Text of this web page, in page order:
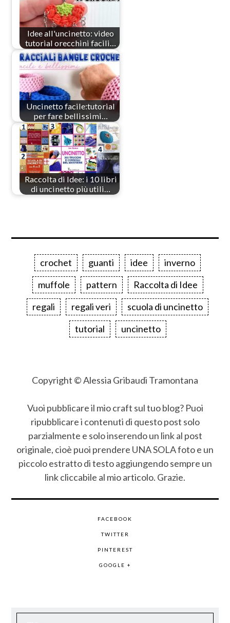
Idee all'uncinetto: video
tutorial orecchini facili…
Uncinetto facile:tutorial
per fare bellissimi…
Raccolta di Idee: i 10 libri
di uncinetto più utili…
crochet guanti idee
inverno
muffole
pattern
Raccolta di Idee
regali
regali veri
scuola di uncinetto
tutorial
uncinetto
Copyright © Alessia Gribaudi Tramontana
Vuoi pubblicare il mio craft sul tuo blog? Puoi
ripubblicare i contenuti di questo post solo
parzialmente e solo inserendo un link al post
originale, cioè puoi prendere UNA SOLA foto e un
piccolo estratto di testo aggiungendo sempre un
link cliccabile al mio articolo. Grazie.
FACEBOOK
TWITTER
PINTEREST
GOOGLE +